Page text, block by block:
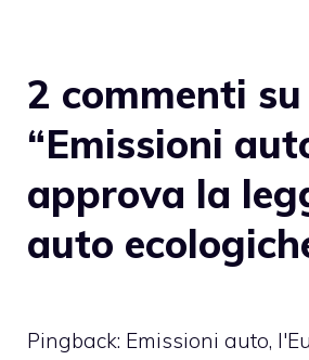
2 commenti su
“Emissioni
approva la
auto
Pingback: Emissioni auto,